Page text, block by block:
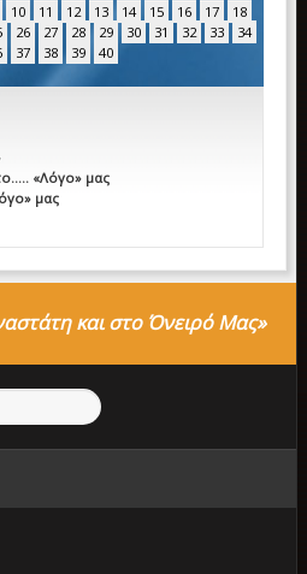
10 11 12 13 14 15 16 17
18
26 27 28 29 30 31 32 33
34
37 38 39 40
«Λόγο» μας
μας
και στο Όνειρό Μας»